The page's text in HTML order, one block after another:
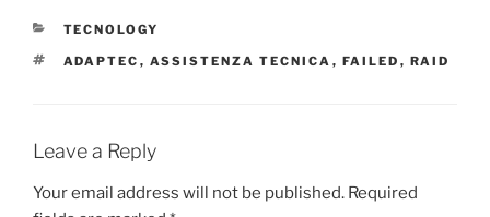
CATEGORIES
TECNOLOGY
TAGS
ADAPTEC , ASSISTENZA TECNICA , FAILED , RAID
Leave a Reply
Your email address will not be published. Required